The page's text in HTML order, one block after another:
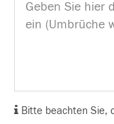
Bitte beachten Sie,